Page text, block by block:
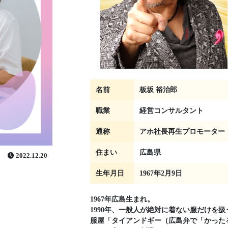
2022.12.20
名前 板坂 裕治郎
職業 経営コンサルタント
通称 アホ社長再生プロモーター
住まい 広島県
生年月日 1967年2月9日
1967年広島生まれ。
1990年、一般人が絶対に着ない服だけを扱
服屋「タイアンドギー（広島弁で「かった